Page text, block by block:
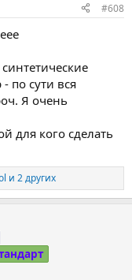
#608
по сути вся
Я очень
для кого сделать
и 2 других